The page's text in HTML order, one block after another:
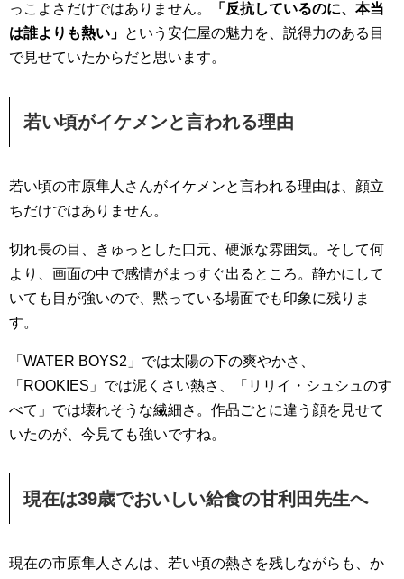
っこよさだけではありません。
「反抗しているのに、本当
は誰よりも熱い」 という安仁屋の魅力を、説得力のある目
で見せていたからだと思います。
若い頃がイケメンと言われる理由
若い頃の市原隼人さんがイケメンと言われる理由は、顔立
ちだけではありません。
切れ長の目、きゅっとした口元、硬派な雰囲気。そして何
より、画面の中で感情がまっすぐ出るところ。静かにして
いても目が強いので、黙っている場面でも印象に残りま
す。
「WATER BOYS2」では太陽の下の爽やかさ、
「ROOKIES」では泥くさい熱さ、「リリイ・シュシュのす
べて」では壊れそうな繊細さ。作品ごとに違う顔を見せて
いたのが、今見ても強いですね。
現在は39歳でおいしい給食の甘利田先生へ
現在の市原隼人さんは、若い頃の熱さを残しながらも、か